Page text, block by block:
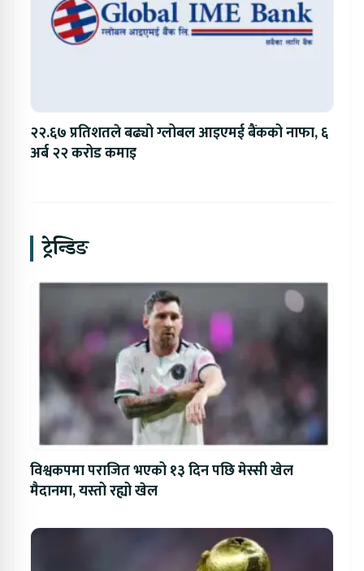
२२.६७ प्रतिशतले बढ्यो ग्लोबल आइएमई बैंकको नाफा, ६
अर्ब २२ करोड कमाइ
ट्रेन्डिङ
विश्वकपमा पराजित भएको १३ दिन पछि मेस्सी खेल
मैदानमा, यस्तो रह्यो खेल